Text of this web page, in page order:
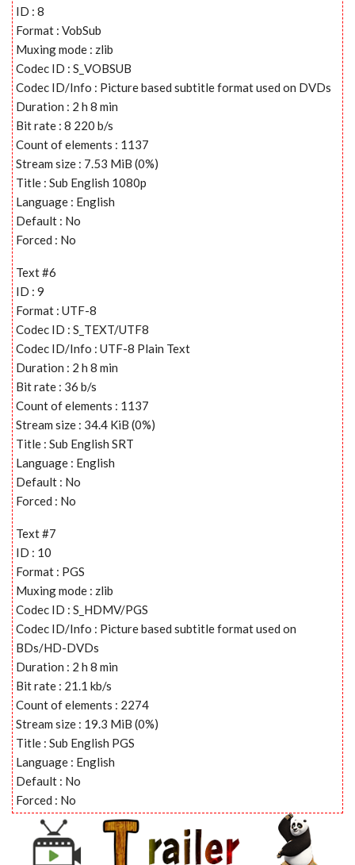
ID : 8
Format : VobSub
Muxing mode : zlib
Codec ID : S_VOBSUB
Codec ID/Info : Picture based subtitle format used on DVDs
Duration : 2 h 8 min
Bit rate : 8 220 b/s
Count of elements : 1137
Stream size : 7.53 MiB (0%)
Title : Sub English 1080p
Language : English
Default : No
Forced : No
Text #6
ID : 9
Format : UTF-8
Codec ID : S_TEXT/UTF8
Codec ID/Info : UTF-8 Plain Text
Duration : 2 h 8 min
Bit rate : 36 b/s
Count of elements : 1137
Stream size : 34.4 KiB (0%)
Title : Sub English SRT
Language : English
Default : No
Forced : No
Text #7
ID : 10
Format : PGS
Muxing mode : zlib
Codec ID : S_HDMV/PGS
Codec ID/Info : Picture based subtitle format used on
BDs/HD-DVDs
Duration : 2 h 8 min
Bit rate : 21.1 kb/s
Count of elements : 2274
Stream size : 19.3 MiB (0%)
Title : Sub English PGS
Language : English
Default : No
Forced : No